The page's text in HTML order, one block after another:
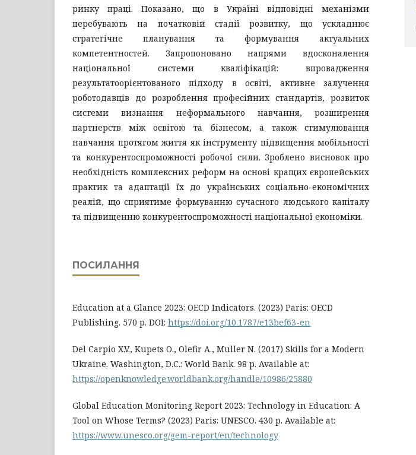
ринку праці. Показано, що в Україні відповідні механізми
перебувають на початковій стадії розвитку, що ускладнює
стратегічне планування та формування актуальних
компетентностей. Запропоновано напрями вдосконалення
національної системи кваліфікацій: впровадження
результатоорієнтованого підходу в освіті, активне залучення
роботодавців до розроблення професійних стандартів, розвиток
системи визнання неформального навчання, розширення
партнерств між освітою та бізнесом, а також стимулювання
навчання протягом життя як інструменту підвищення мобільності
та конкурентоспроможності робочої сили. Зроблено висновок про
необхідність комплексних реформ на основі кращих європейських
практик та адаптації їх до українських соціально-економічних
реалій, що сприятиме формуванню сучасного людського капіталу
та підвищенню конкурентоспроможності національної економіки.
ПОСИЛАННЯ
Education at a Glance 2023: OECD Indicators. (2023) Paris: OECD
Publishing. 570 p. DOI: https://doi.org/10.1787/e13bef63-en
Del Carpio X.V., Kupets O., Olefir A., Muller N. (2017) Skills for a Modern
Ukraine. Washington, D.C.: World Bank. 98 p. Available at:
https://openknowledge.worldbank.org/handle/10986/25880
Global Education Monitoring Report 2023: Technology in Education: A
Tool on Whose Terms? (2023) Paris: UNESCO. 430 p. Available at:
https://www.unesco.org/gem-report/en/technology